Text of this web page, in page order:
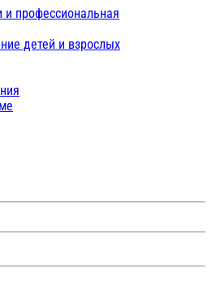
профессиональная
детей и взрослых